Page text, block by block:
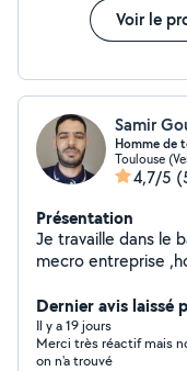
Voir le
Samir
Homme de
Toulouse
4,7/5
Présentation
Je travaille dans le
mecro entreprise
Dernier avis laissé
Il y a 19 jours
Merci très réactif mais
on n'a trouvé